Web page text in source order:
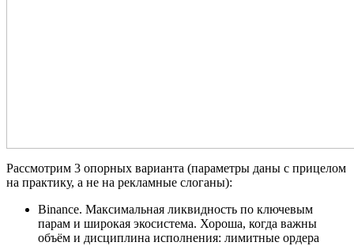
Рассмотрим 3 опорных варианта (параметры даны с прицелом
на практику, а не на рекламные слоганы):
Binance. Максимальная ликвидность по ключевым
парам и широкая экосистема. Хороша, когда важны
объём и дисциплина исполнения: лимитные ордера